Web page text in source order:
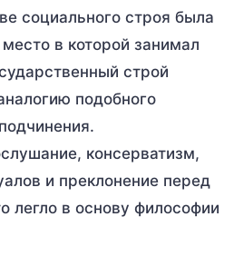
социального строя была
в которой занимал
строй
подобного
консерватизм,
и преклонение перед
легло в основу философии